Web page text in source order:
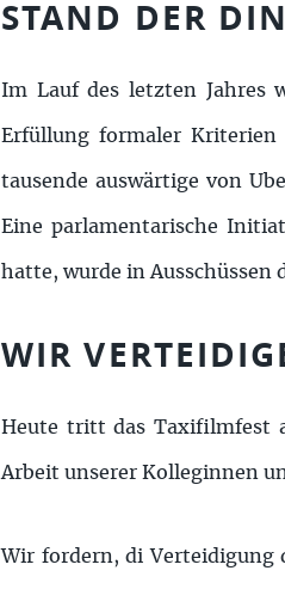
STAND DER
Im Lauf des letzten Jahres
Erfüllung formaler
tausende auswärtige von
Eine parlamentarische
hatte, wurde in Ausschüssen
WIR
Heute tritt das Taxifilmfest
Arbeit unserer Kolleginnen
Wir fordern, di Verteidigung